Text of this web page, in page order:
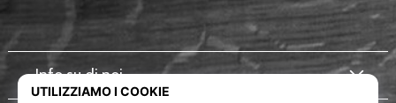
Info su di noi